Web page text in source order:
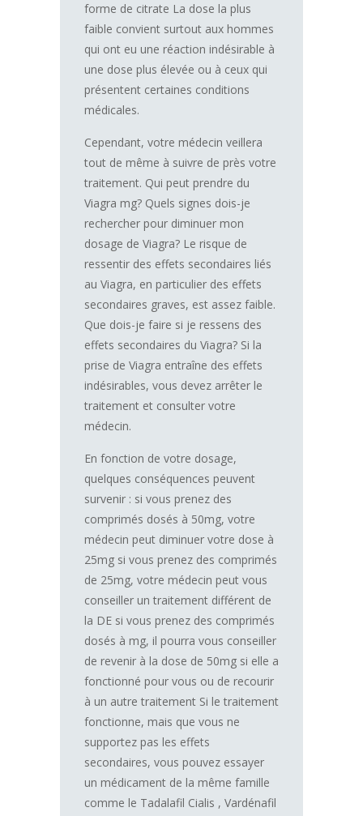
forme de citrate La dose la plus
faible convient surtout aux hommes
qui ont eu une réaction indésirable à
une dose plus élevée ou à ceux qui
présentent certaines conditions
médicales.
Cependant, votre médecin veillera
tout de même à suivre de près votre
traitement. Qui peut prendre du
Viagra mg? Quels signes dois-je
rechercher pour diminuer mon
dosage de Viagra? Le risque de
ressentir des effets secondaires liés
au Viagra, en particulier des effets
secondaires graves, est assez faible.
Que dois-je faire si je ressens des
effets secondaires du Viagra? Si la
prise de Viagra entraîne des effets
indésirables, vous devez arrêter le
traitement et consulter votre
médecin.
En fonction de votre dosage,
quelques conséquences peuvent
survenir : si vous prenez des
comprimés dosés à 50mg, votre
médecin peut diminuer votre dose à
25mg si vous prenez des comprimés
de 25mg, votre médecin peut vous
conseiller un traitement différent de
la DE si vous prenez des comprimés
dosés à mg, il pourra vous conseiller
de revenir à la dose de 50mg si elle a
fonctionné pour vous ou de recourir
à un autre traitement Si le traitement
fonctionne, mais que vous ne
supportez pas les effets
secondaires, vous pouvez essayer
un médicament de la même famille
comme le Tadalafil Cialis , Vardénafil